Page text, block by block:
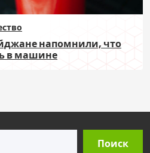
напомнили, что
в машине
Поиск